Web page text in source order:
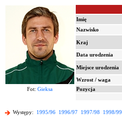
Imię
Nazwisko
Kraj
Data urodzenia
Miejsce urodzenia
Wzrost / waga
Fot: Gieksa Pozycja
Występy: 1995/96 1996/97 1997/98 1998/99